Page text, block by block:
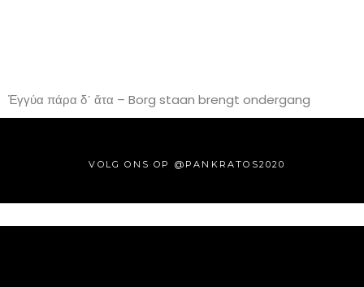
Ἑγγύα πάρα δ᾽ ἄτα – Borg staan brengt ondergang
VOLG ONS OP @PANKRATOS2020